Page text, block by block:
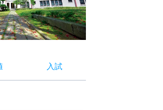
入試